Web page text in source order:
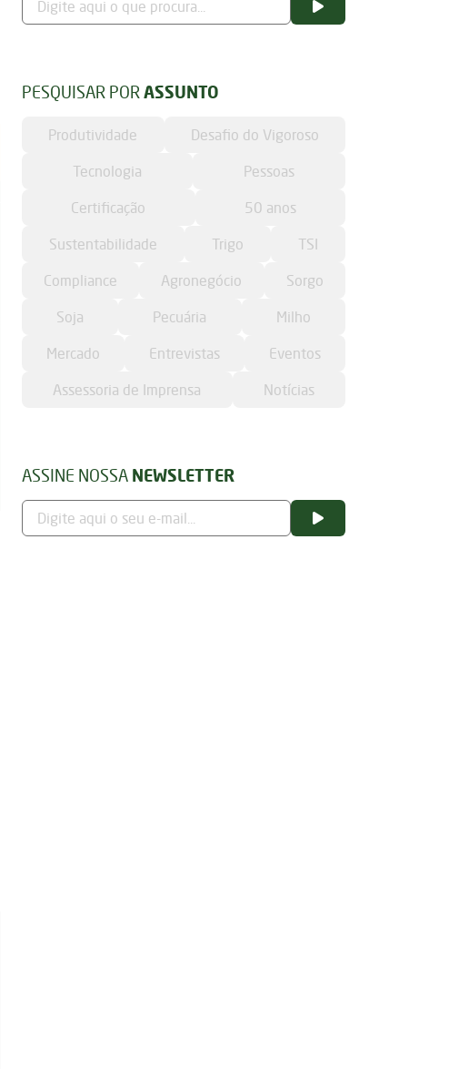
PESQUISAR POR ASSUNTO
Produtividade
Desafio do Vigoroso
Tecnologia
Pessoas
Certificação
50 anos
Sustentabilidade
Trigo
TSI
Compliance
Agronegócio
Sorgo
Soja
Pecuária
Milho
Mercado
Entrevistas
Eventos
Assessoria de Imprensa
Notícias
ASSINE NOSSA NEWSLETTER